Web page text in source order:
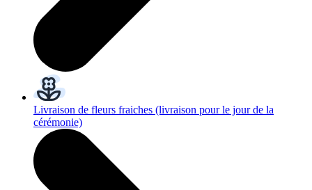
Livraison de fleurs fraiches (livraison pour le jour de la
cérémonie)